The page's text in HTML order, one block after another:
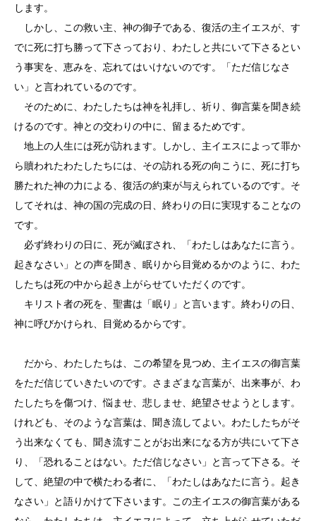
します。
しかし、この救い主、神の御子である、復活の主イエスが、す
でに死に打ち勝って下さっており、わたしと共にいて下さるとい
う事実を、恵みを、忘れてはいけないのです。「ただ信じなさ
い」と言われているのです。
そのために、わたしたちは神を礼拝し、祈り、御言葉を聞き続
けるのです。神との交わりの中に、留まるためです。
地上の人生には死が訪れます。しかし、主イエスによって罪か
ら贖われたわたしたちには、その訪れる死の向こうに、死に打ち
勝たれた神の力による、復活の約束が与えられているのです。そ
してそれは、神の国の完成の日、終わりの日に実現することなの
です。
必ず終わりの日に、死が滅ぼされ、「わたしはあなたに言う。
起きなさい」との声を聞き、眠りから目覚めるかのように、わた
したちは死の中から起き上がらせていただくのです。
キリスト者の死を、聖書は「眠り」と言います。終わりの日、
神に呼びかけられ、目覚めるからです。
だから、わたしたちは、この希望を見つめ、主イエスの御言葉
をただ信じていきたいのです。さまざまな言葉が、出来事が、わ
たしたちを傷つけ、悩ませ、悲しませ、絶望させようとします。
けれども、そのような言葉は、聞き流してよい。わたしたちがそ
う出来なくても、聞き流すことがお出来になる方が共にいて下さ
り、「恐れることはない。ただ信じなさい」と言って下さる。そ
して、絶望の中で横たわる者に、「わたしはあなたに言う。起き
なさい」と語りかけて下さいます。この主イエスの御言葉がある